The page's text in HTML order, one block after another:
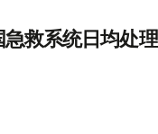
救系统日均处